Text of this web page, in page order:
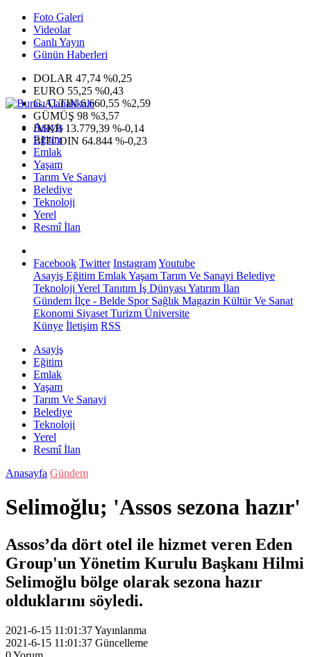
Foto Galeri
Videolar
Canlı Yayın
Günün Haberleri
DOLAR 47,74 %0,25
EURO 55,25 %0,43
G.ALTIN6.660,55 %2,59
GÜMÜŞ 98 %3,57
IMKB 13.779,39 %-0,14
BITCOIN 64.844 %-0,23
Asayiş
Eğitim
Emlak
Yaşam
Tarım Ve Sanayi
Belediye
Teknoloji
Yerel
Resmî İlan
Facebook Twitter InstagramYoutube
Asayiş Eğitim EmlakYaşam Tarım Ve Sanayi Belediye
Teknoloji Yerel Tanıtım İş Dünyası Yatırım İlan
Gündem İlçe - Belde SporSağlık Magazin Kültür Ve Sanat
Ekonomi Siyaset Turizm Üniversite
Künye İletişim RSS
Asayiş
Eğitim
Emlak
Yaşam
Tarım Ve Sanayi
Belediye
Teknoloji
Yerel
Resmî İlan
Anasayfa Gündem
Selimoğlu; 'Assos sezona hazır'
Assos’da dört otel ile hizmet veren Eden
Group'un Yönetim Kurulu Başkanı Hilmi
Selimoğlu bölge olarak sezona hazır
olduklarını söyledi.
2021-6-15 11:01:37Yayınlanma
2021-6-15 11:01:37 Güncelleme